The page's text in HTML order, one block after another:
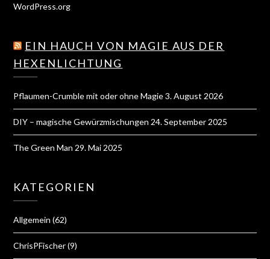
WordPress.org
EIN HAUCH VON MAGIE AUS DER
HEXENLICHTUNG
Pflaumen-Crumble mit oder ohne Magie 3. August 2026
DIY – magische Gewürzmischungen 24. September 2025
The Green Man 29. Mai 2025
KATEGORIEN
Allgemein (62)
ChrisPFischer(9)